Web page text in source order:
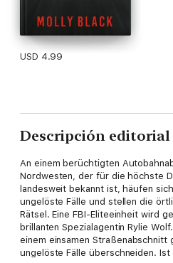
USD 4.99
Descripción editorial
An einem berüchtigten
Nordwesten, der für die höchste
landesweit bekannt ist, häufen
ungelöste Fälle und stellen die
Rätsel. Eine FBI-Eliteeinheit wird
brillanten Spezialagentin Rylie
einem einsamen Straßenabschnitt
ungelöste Fälle überschneiden.